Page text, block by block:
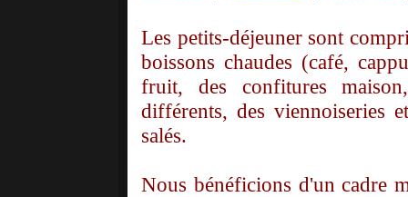
Les petits-déjeuner sont
boissons chaudes (café,
fruit, des confitures
différents, des viennoiseries
salés.
Nous bénéficions d'un cadre